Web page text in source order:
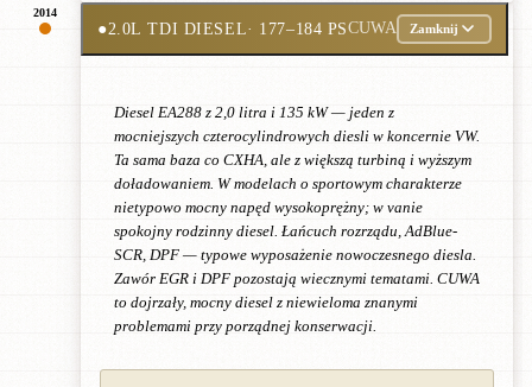
2014
●2.0L TDI DIESEL· 177–184 PSCUWA Zamknij
Diesel EA288 z 2,0 litra i 135 kW — jeden z
mocniejszych czterocylindrowych diesli w koncernie VW.
Ta sama baza co CXHA, ale z większą turbiną i wyższym
doładowaniem. W modelach o sportowym charakterze
nietypowo mocny napęd wysokoprężny; w vanie
spokojny rodzinny diesel. Łańcuch rozrządu, AdBlue-
SCR, DPF — typowe wyposażenie nowoczesnego diesla.
Zawór EGR i DPF pozostają wiecznymi tematami. CUWA
to dojrzały, mocny diesel z niewieloma znanymi
problemami przy porządnej konserwacji.